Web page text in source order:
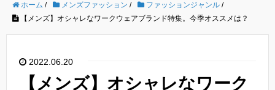
ホーム / メンズファッション / ファッションジャンル /
【メンズ】オシャレなワークウェアブランド特集。今季オススメは？
2022.06.20
【メンズ】オシャレなワーク